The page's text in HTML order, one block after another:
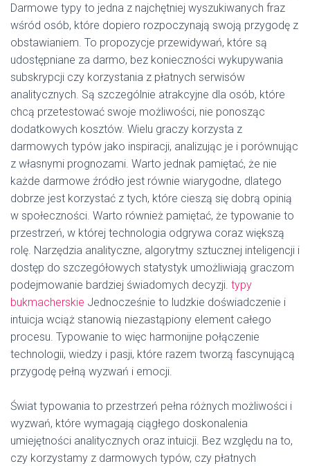
Darmowe typy to jedna z najchętniej wyszukiwanych fraz
wśród osób, które dopiero rozpoczynają swoją przygodę z
obstawianiem. To propozycje przewidywań, które są
udostępniane za darmo, bez konieczności wykupywania
subskrypcji czy korzystania z płatnych serwisów
analitycznych. Są szczególnie atrakcyjne dla osób, które
chcą przetestować swoje możliwości, nie ponosząc
dodatkowych kosztów. Wielu graczy korzysta z
darmowych typów jako inspiracji, analizując je i porównując
z własnymi prognozami. Warto jednak pamiętać, że nie
każde darmowe źródło jest równie wiarygodne, dlatego
dobrze jest korzystać z tych, które cieszą się dobrą opinią
w społeczności. Warto również pamiętać, że typowanie to
przestrzeń, w której technologia odgrywa coraz większą
rolę. Narzędzia analityczne, algorytmy sztucznej inteligencji i
dostęp do szczegółowych statystyk umożliwiają graczom
podejmowanie bardziej świadomych decyzji. typy
bukmacherskie Jednocześnie to ludzkie doświadczenie i
intuicja wciąż stanowią niezastąpiony element całego
procesu. Typowanie to więc harmonijne połączenie
technologii, wiedzy i pasji, które razem tworzą fascynującą
przygodę pełną wyzwań i emocji.
Świat typowania to przestrzeń pełna różnych możliwości i
wyzwań, które wymagają ciągłego doskonalenia
umiejętności analitycznych oraz intuicji. Bez względu na to,
czy korzystamy z darmowych typów, czy płatnych